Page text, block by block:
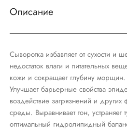
Описание
Сыворотка избавляет от сухости и
недостаток влаги и питательных
кожи и сокращает глубину морщин.
Улучшает барьерные свойства
воздействие загрязнений и
среды. Выравнивает тон, устраняет
оптимальный гидролипидный